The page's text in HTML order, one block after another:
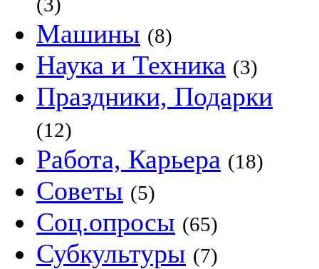
Машины (8)
Наука и Техника (3)
Праздники, Подарки
(12)
Работа, Карьера (18)
Советы (5)
Соц.опросы (65)
Субкультуры (7)